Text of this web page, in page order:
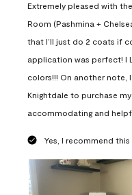
Extremely pleased with
Room (Pashmina +
that I’ll just do 2 coats if
application was perfect! I
colors!!! On another note,
Knightdale to purchase
accommodating and
Yes, I recommend